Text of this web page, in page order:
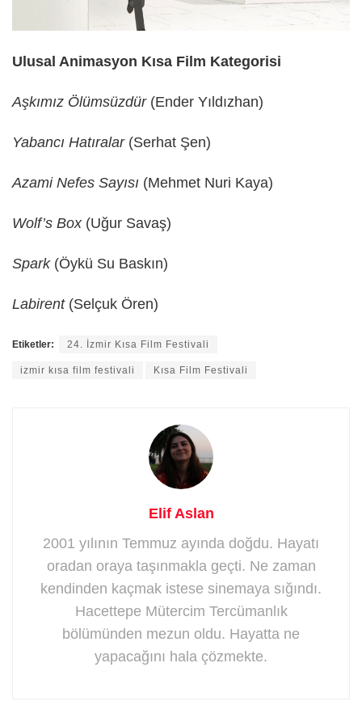
Ulusal Animasyon Kısa Film Kategorisi
Aşkımız Ölümsüzdür(Ender Yıldızhan)
Yabancı Hatıralar(Serhat Şen)
Azami Nefes Sayısı (Mehmet Nuri Kaya)
Wolf’s Box(Uğur Savaş)
Spark(Öykü Su Baskın)
Labirent(Selçuk Ören)
Etiketler: 24. İzmir Kısa Film Festivali
izmir kısa film festivali Kısa Film Festivali
Elif Aslan
2001 yılının Temmuz ayında doğdu. Hayatı
oradan oraya taşınmakla geçti. Ne zaman
kendinden kaçmak istese sinemaya sığındı.
Hacettepe Mütercim Tercümanlık
bölümünden mezun oldu. Hayatta ne
yapacağını hala çözmekte.